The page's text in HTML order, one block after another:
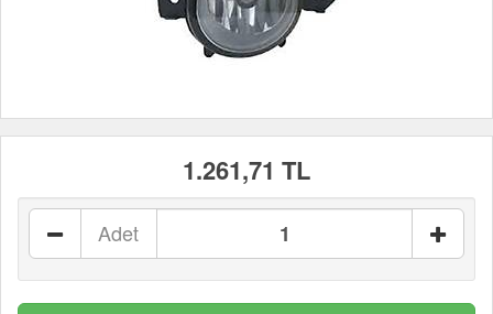
1.261,71 TL
Adet